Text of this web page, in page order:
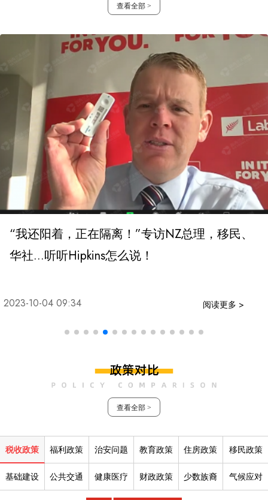
查看全部 >
“我还阳着，正在隔离！”专访NZ总理，移民、
华社...听听Hipkins怎么说！
2023-10-04 09:34 阅读更多 >
查看全部 >
税收政策 福利政策 治安问题 教育政策 住房政策 移民政策
基础建设 公共交通 健康医疗 财政政策 少数族裔 气候应对